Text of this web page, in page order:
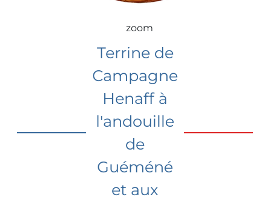
zoom
Terrine de
Campagne
Henaff à
l'andouille
de
Guéméné
et aux